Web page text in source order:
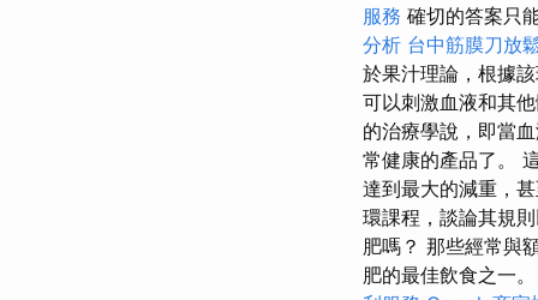
服務 確切的答案只
分析 台中筋膜刀放
於果汁理論，根據
可以刺激血液和其
的治療學說，即當
常健康的產品了。
達到最大的減重，
環課程，談論其規
肥嗎？ 那些經常與
肥的最佳飲食之一